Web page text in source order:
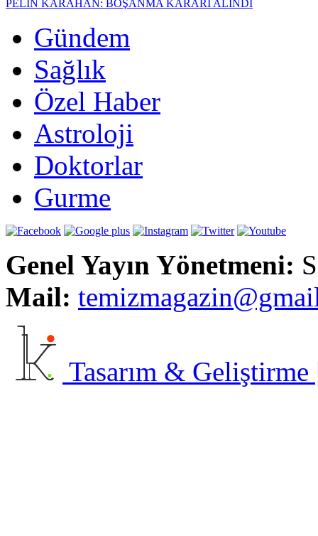
PELİN KARAHAN: BOŞANMA KARARI ALINDI
Gündem
Sağlık
Özel Haber
Astroloji
Doktorlar
Gurme
Genel Yayın Yönetmeni:
Mail: t
Tasarım &